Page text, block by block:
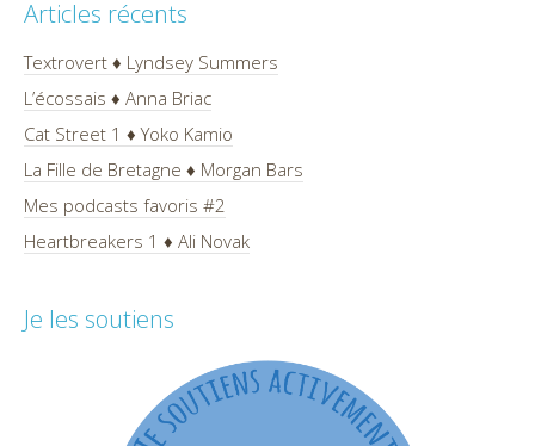
Articles récents
Textrovert ♦ Lyndsey Summers
L’écossais ♦ Anna Briac
Cat Street 1 ♦ Yoko Kamio
La Fille de Bretagne ♦ Morgan Bars
Mes podcasts favoris #2
Heartbreakers 1 ♦ Ali Novak
Je les soutiens